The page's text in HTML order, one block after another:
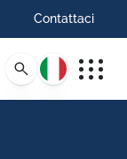
Contattaci
Italiano